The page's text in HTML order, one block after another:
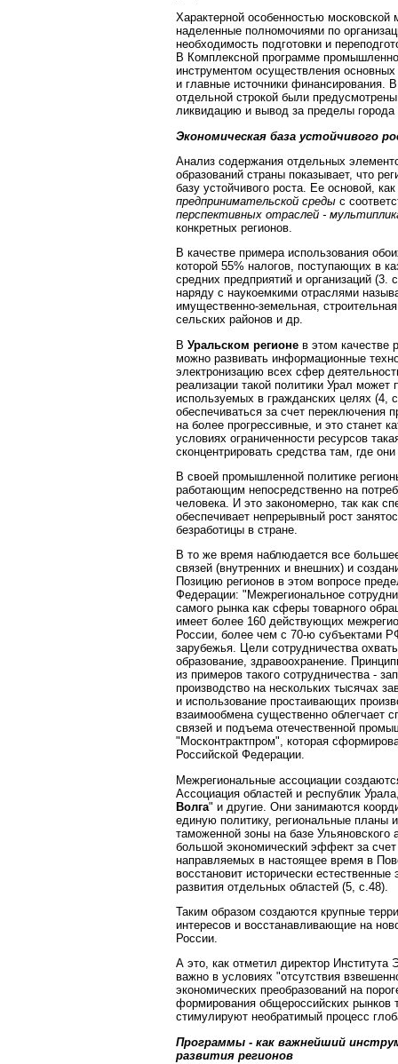
Характерной особенностью
наделенные полномочиями по
необходимость подготовки и
В Комплексной программе
инструментом осуществления
и главные источники финансирования.
отдельной строкой были
ликвидацию и вывод за пределы города
Экономическая база устойчивого
Анализ содержания отдельных
образований страны показывает, что
базу устойчивого роста.
Ее основой,
предпринимательской среды с
перспективных отраслей -
конкретных регионов.
В качестве примера использования
которой 55% налогов, поступающих в
средних предприятий и организаций (3.
наряду с наукоемкими отраслями
имущественно-земельная,
сельских районов и др.
В Уральском регионе в этом качестве
можно развивать информационные
электронизацию всех сфер
реализации такой политики Урал может
используемых в гражданских целях (4,
обеспечиваться за счет переключения
на более прогрессивные, и это станет
условиях ограниченности ресурсов
сконцентрировать средства там, где
В своей промышленной политике
работающим непосредственно на
человека. И это закономерно, так как
обеспечивает непрерывный рост
безработицы в стране.
В то же время наблюдается все
связей (внутренних и внешних) и
Позицию регионов в этом вопросе
Федерации: "Межрегиональное
самого рынка как сферы товарного
имеет более 160 действующих
России, более чем с 70-ю субъектами
зарубежья. Цели сотрудничества
образование, здравоохранение.
из примеров такого сотрудничества -
производство на нескольких тысячах
и использование простаивающих
взаимообмена существенно облегчает
связей и подъема отечественной
"Москонтрактпром", которая
Российской Федерации.
Межрегиональные ассоциации
Ассоциация областей и республик
Волга" и другие. Они занимаются
единую политику, региональные планы
таможенной зоны на базе
большой экономический эффект за
направляемых в настоящее время в
восстановит исторически
развития отдельных областей (5, с.48).
Таким образом создаются крупные
интересов и восстанавливающие на
России.
А это, как отметил директор
важно в условиях "отсутствия
экономических преобразований на
формирования общероссийских рынков
стимулируют необратимый процесс
Программы - как важнейший
развития регионов